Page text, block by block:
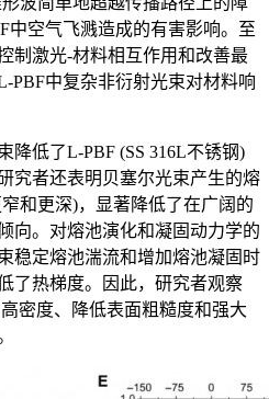
中空气飞溅造成的有害影响。至
制激光-材料相互作用和改善最
PBF中复杂非衍射光束对材料响
降低了L-PBF (SS 316L不锈钢)
究者还表明贝塞尔光束产生的熔
和更深)，显著降低了在广阔的
向。对熔池演化和凝固动力学的
稳定熔池湍流和增加熔池凝固时
了热梯度。因此，研究者观察
密度、降低表面粗糙度和强大